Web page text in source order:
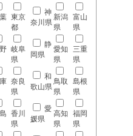
東京
都
神
奈川県
新潟
県
富山
県
岐阜
県
静
岡県
愛知
県
三重
県
奈良
県
和
歌山県
鳥取
県
島根
県
香川
県
愛
媛県
高知
県
福岡
県